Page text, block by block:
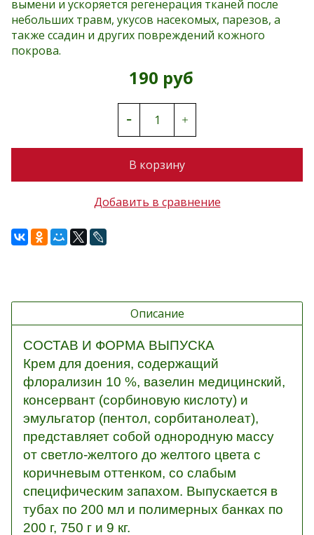
вымени и ускоряется регенерация тканей после
небольших травм, укусов насекомых, парезов, а
также ссадин и других повреждений кожного
покрова.
190 руб
В корзину
Добавить в сравнение
Описание
СОСТАВ И ФОРМА ВЫПУСКА
Крем для доения, содержащий
флорализин 10 %, вазелин медицинский,
консервант (сорбиновую кислоту) и
эмульгатор (пентол, сорбитанолеат),
представляет собой однородную массу
от светло-желтого до желтого цвета с
коричневым оттенком, со слабым
специфическим запахом. Выпускается в
тубах по 200 мл и полимерных банках по
200 г, 750 г и 9 кг.